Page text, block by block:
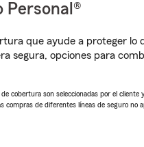
Personal®
que ayude a proteger
segura, opciones para
cobertura son seleccionadas por el cliente
de diferentes líneas de seguro no